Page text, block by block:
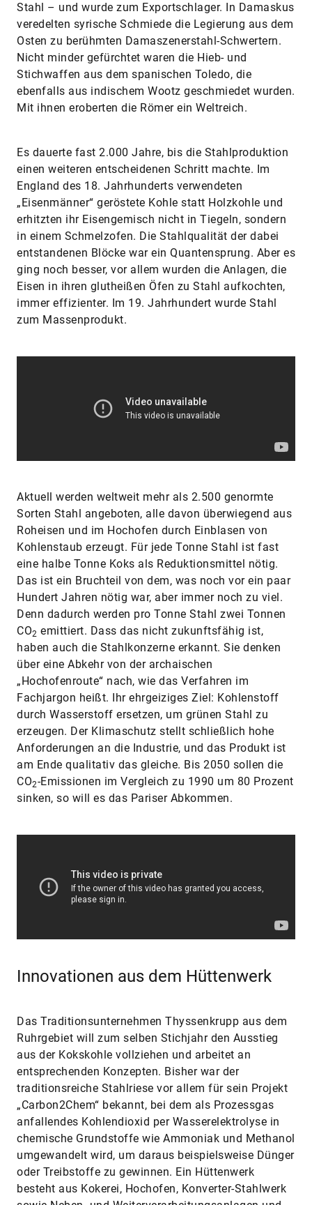
Stahl – und wurde zum Exportschlager. In Damaskus
veredelten syrische Schmiede die Legierung aus dem
Osten zu berühmten Damaszenerstahl-Schwertern.
Nicht minder gefürchtet waren die Hieb- und
Stichwaffen aus dem spanischen Toledo, die
ebenfalls aus indischem Wootz geschmiedet wurden.
Mit ihnen eroberten die Römer ein Weltreich.
Es dauerte fast 2.000 Jahre, bis die Stahlproduktion
einen weiteren entscheidenen Schritt machte. Im
England des 18. Jahrhunderts verwendeten
„Eisenmänner“ geröstete Kohle statt Holzkohle und
erhitzten ihr Eisengemisch nicht in Tiegeln, sondern
in einem Schmelzofen. Die Stahlqualität der dabei
entstandenen Blöcke war ein Quantensprung. Aber es
ging noch besser, vor allem wurden die Anlagen, die
Eisen in ihren glutheißen Öfen zu Stahl aufkochten,
immer effizienter. Im 19. Jahrhundert wurde Stahl
zum Massenprodukt.
Aktuell werden weltweit mehr als 2.500 genormte
Sorten Stahl angeboten, alle davon überwiegend aus
Roheisen und im Hochofen durch Einblasen von
Kohlenstaub erzeugt. Für jede Tonne Stahl ist fast
eine halbe Tonne Koks als Reduktionsmittel nötig.
Das ist ein Bruchteil von dem, was noch vor ein paar
Hundert Jahren nötig war, aber immer noch zu viel.
Denn dadurch werden pro Tonne Stahl zwei Tonnen
CO2 emittiert. Dass das nicht zukunftsfähig ist,
haben auch die Stahlkonzerne erkannt. Sie denken
über eine Abkehr von der archaischen
„Hochofenroute“ nach, wie das Verfahren im
Fachjargon heißt. Ihr ehrgeiziges Ziel: Kohlenstoff
durch Wasserstoff ersetzen, um grünen Stahl zu
erzeugen. Der Klimaschutz stellt schließlich hohe
Anforderungen an die Industrie, und das Produkt ist
am Ende qualitativ das gleiche. Bis 2050 sollen die
CO2-Emissionen im Vergleich zu 1990 um 80 Prozent
sinken, so will es das Pariser Abkommen.
Innovationen aus dem Hüttenwerk
Das Traditionsunternehmen Thyssenkrupp aus dem
Ruhrgebiet will zum selben Stichjahr den Ausstieg
aus der Kokskohle vollziehen und arbeitet an
entsprechenden Konzepten. Bisher war der
traditionsreiche Stahlriese vor allem für sein Projekt
„Carbon2Chem“ bekannt, bei dem als Prozessgas
anfallendes Kohlendioxid per Wasserelek­trolyse in
chemische Grundstoffe wie Ammoniak und Methanol
umgewandelt wird, um daraus beispielsweise Dünger
oder Treibstoffe zu gewinnen. Ein Hüttenwerk
besteht aus Kokerei, Hochofen, Konverter-Stahlwerk